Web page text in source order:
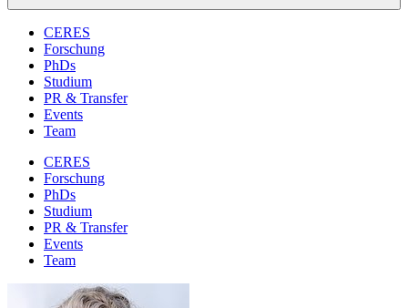
CERES
Forschung
PhDs
Studium
PR & Transfer
Events
Team
CERES
Forschung
PhDs
Studium
PR & Transfer
Events
Team